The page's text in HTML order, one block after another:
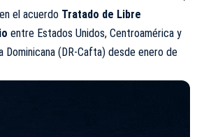
el acuerdo Tratado de Libre
entre Estados Unidos, Centroamérica y
Dominicana (DR-Cafta) desde enero de